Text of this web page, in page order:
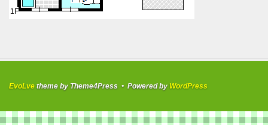
1F
EvoLve theme by Theme4Press • Powered by WordPress